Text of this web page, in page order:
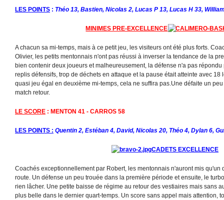
LES POINTS : Théo 13, Bastien, Nicolas 2, Lucas P 13, Lucas H 33,
MINIMES PRE-EXCELLENCE
A chacun sa mi-temps, mais à ce petit jeu, les visiteurs ont été plus forts.
Olivier, les petits mentonnais n'ont pas réussi à inverser la tendance de la
bien contenir deux joueurs et malheureusement, la défense n'a pas
replis défensifs, trop de déchets en attaque et la pause était atteinte avec 18
quasi jeu égal en deuxième mi-temps, cela ne suffira pas.Une défaite un
match retour.
LE SCORE : MENTON 41 - CARROS 58
LES POINTS : Quentin 2, Estéban 4, David, Nicolas 20, Théo 4, Dylan 6,
CADETS EXCELLENCE
Coachés exceptionnellement par Robert, les mentonnais n'auront mis qu'un
route. Un défense un peu trouée dans la première période et ensuite, le
rien lâcher. Une petite baisse de régime au retour des vestiaires mais sans
plus belle dans le dernier quart-temps. Un score sans appel mais attention,